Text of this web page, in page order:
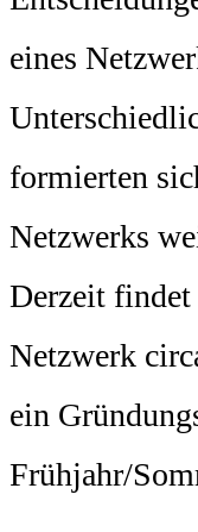
eines
formierten
Netzwerks
Derzeit findet
Netzwerk
ein
Frühjahr/